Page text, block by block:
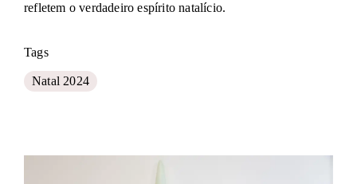
refletem o verdadeiro espírito natalício.
Tags
Natal 2024